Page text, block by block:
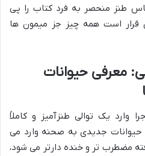
طنز منحصر به فرد کتاب را پی
قرار است همه چیز جز میمون ها
معرفی حیوانات
وارد یک توالی طنزآمیز و کاملاً
جدیدی به صحنه وارد می
مضطرب تر و خنده دارتر می شود،